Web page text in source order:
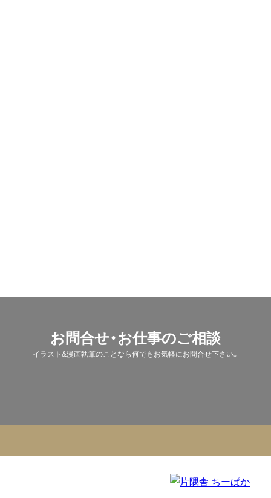
お問合せ・お仕事のご相談
イラスト&漫画執筆のことなら何でもお気軽にお問合せ下さい。